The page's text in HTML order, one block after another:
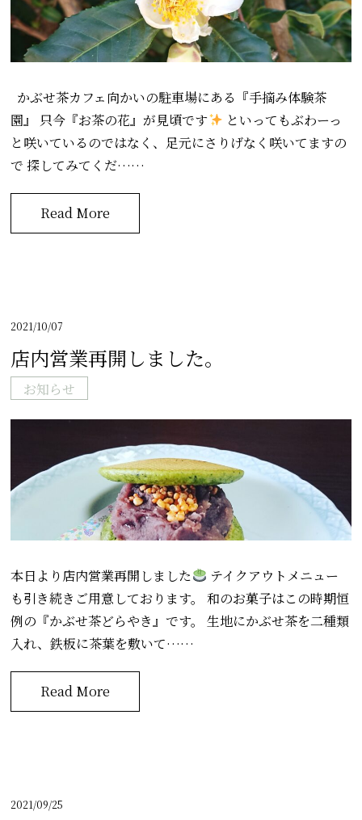
かぶせ茶カフェ向かいの駐車場にある『手摘み体験茶
園』 只今『お茶の花』が見頃です
といってもぶわーっ
と咲いているのではなく、足元にさりげなく咲いてますの
で 探してみてくだ……
Read More
2021/10/07
店内営業再開しました。
お知らせ
本日より店内営業再開しました
テイクアウトメニュー
も引き続きご用意しております。 和のお菓子はこの時期恒
例の『かぶせ茶どらやき』です。 生地にかぶせ茶を二種類
入れ、鉄板に茶葉を敷いて……
Read More
2021/09/25